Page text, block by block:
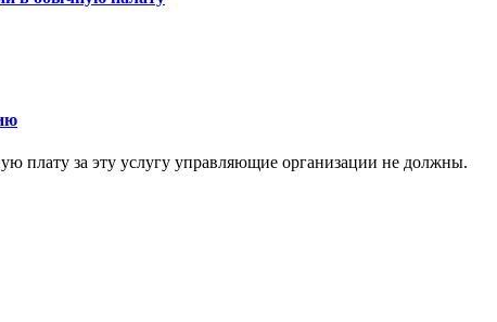
плату за эту услугу управляющие организации не должны.